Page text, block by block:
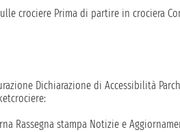
crociere Prima di partire in crociera
Dichiarazione di Accessibilità
Rassegna stampa Notizie e